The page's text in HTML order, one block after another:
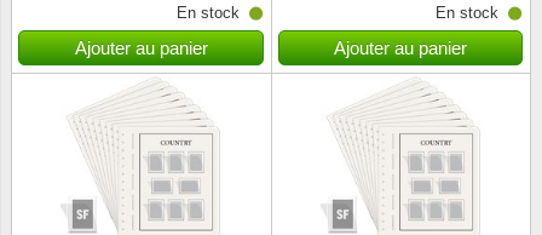
En stock
Ajouter au panier
En stock
Ajouter au panier